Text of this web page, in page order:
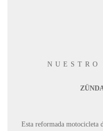
NUESTRO
Esta reformada motocicleta